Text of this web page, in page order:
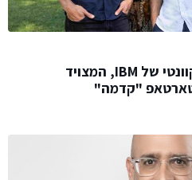
לראשונה בעולם: מחשב קוונטי של IBM, המצויד
"קדמה"